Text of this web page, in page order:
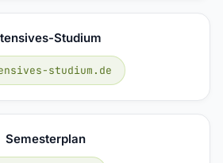
Studium
studium.de
Semesterplan